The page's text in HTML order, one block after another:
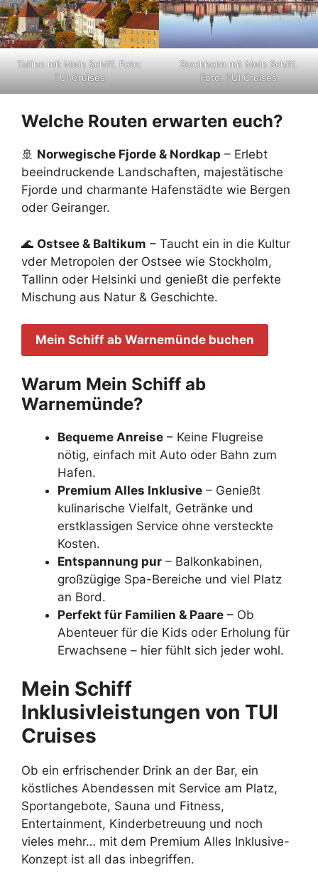
Tallinn mit Mein Schiff. Foto:
TUI Cruises
Stockholm mit Mein Schiff.
Foto: TUI Cruises
Welche Routen erwarten euch?
🚢 Norwegische Fjorde & Nordkap – Erlebt
beeindruckende Landschaften, majestätische
Fjorde und charmante Hafenstädte wie Bergen
oder Geiranger.
🌊 Ostsee & Baltikum – Taucht ein in die Kultur
vder Metropolen der Ostsee wie Stockholm,
Tallinn oder Helsinki und genießt die perfekte
Mischung aus Natur & Geschichte.
Mein Schiff ab Warnemünde buchen
Warum Mein Schiff ab
Warnemünde?
Bequeme Anreise – Keine Flugreise
nötig, einfach mit Auto oder Bahn zum
Hafen.
Premium Alles Inklusive – Genießt
kulinarische Vielfalt, Getränke und
erstklassigen Service ohne versteckte
Kosten.
Entspannung pur – Balkonkabinen,
großzügige Spa-Bereiche und viel Platz
an Bord.
Perfekt für Familien & Paare – Ob
Abenteuer für die Kids oder Erholung für
Erwachsene – hier fühlt sich jeder wohl.
Mein Schiff
Inklusivleistungen von TUI
Cruises
Ob ein erfrischender Drink an der Bar, ein
köstliches Abendessen mit Service am Platz,
Sportangebote, Sauna und Fitness,
Entertainment, Kinderbetreuung und noch
vieles mehr… mit dem Premium Alles Inklusive-
Konzept ist all das inbegriffen.